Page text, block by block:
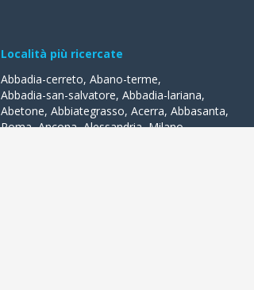
Località più ricercate
Abbadia-cerreto, Abano-terme,
Abbadia-san-salvatore, Abbadia-lariana,
Abetone, Abbiategrasso, Acerra, Abbasanta,
Roma,Ancona,Alessandria,Milano,